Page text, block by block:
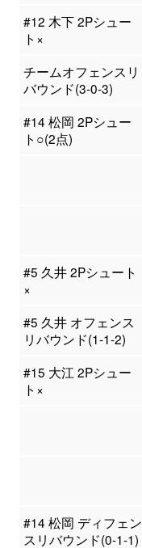
#12 木下 2Pシュー
ト×
チームオフェンスリ
バウンド(3-0-3)
#14 松岡 2Pシュー
ト○(2点)
#5 久井 2Pシュート
×
#5 久井 オフェンス
リバウンド(1-1-2)
#15 大江 2Pシュー
ト×
#14 松岡 ディフェン
スリバウンド(0-1-1)